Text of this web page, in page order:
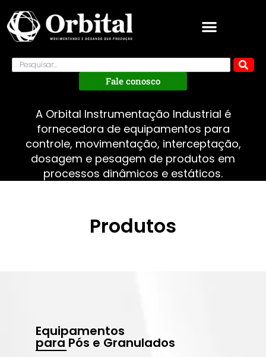
Fale conosco
A Orbital Instrumentação Industrial é
fornecedora de equipamentos para
controle, movimentação, interceptação,
dosagem e pesagem de produtos em
processos dinâmicos e estáticos.
Produtos
Equipamentos
para Pós e Granulados